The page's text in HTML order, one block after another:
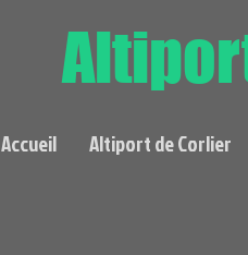
Accueil Altiport de Corlier